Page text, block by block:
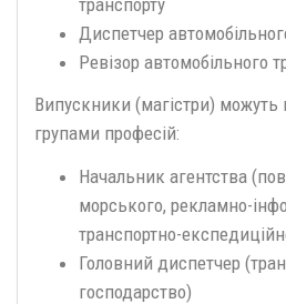
Диспетчер
Ревізор автомобільного
Випускники (магістри)
групами професій:
Начальник агентства
морського, рекламно-
транспортно-
Головний диспетчер
господарство)